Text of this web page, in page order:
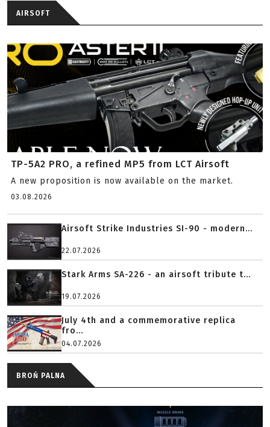
AIRSOFT
TP-5A2 PRO, a refined MP5 from LCT Airsoft
A new proposition is now available on the market.
03.08.2026
Airsoft Strike Industries SI-90 - modern...
22.07.2026
Stark Arms SA-226 - an airsoft tribute t...
19.07.2026
July 4th and a commemorative replica
fro...
04.07.2026
BROŃ PALNA